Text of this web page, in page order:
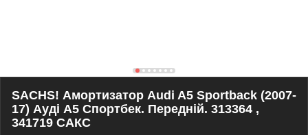
SACHS! Амортизатор Audi A5 Sportback (2007-
17) Ауді А5 Спортбек. Передній. 313364 ,
341719 САКС